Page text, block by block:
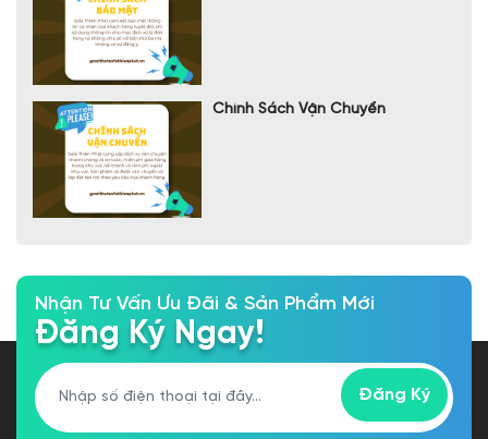
Chính Sách Vận Chuyển
Nhận Tư Vấn Ưu Đãi & Sản Phẩm Mới
Đăng Ký Ngay!
Đăng Ký